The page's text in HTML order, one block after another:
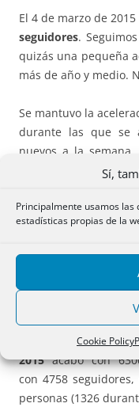
Sí,
Principalmente usamos las
estadísticas propias de la
Cookie Policy
El 4 de marzo de
seguidores.
quizás una pequeña
más de año y medio.
Se mantuvo la
durante las que se
nuevos a la
alcanzándose el 14
Llegamos a los6000
lo que supone una
cinco meses. Esta
detectado en otras
considerablemente
34,79% en lo que
2015acabó con
con 4758
personas (1326